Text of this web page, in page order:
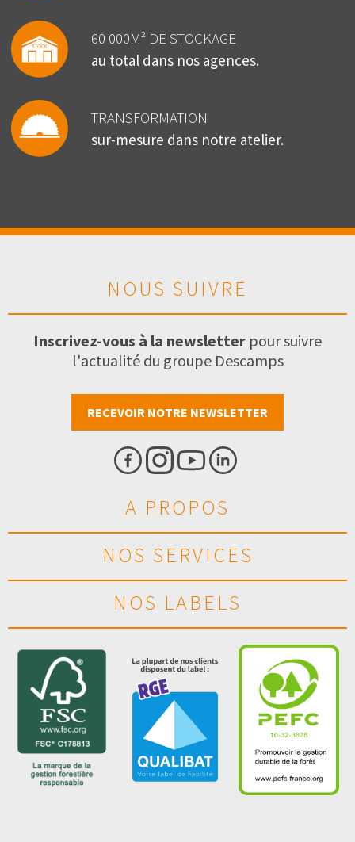
60 000M² DE STOCKAGE
au total dans nos agences.
TRANSFORMATION
sur-mesure dans notre atelier.
NOUS SUIVRE
Inscrivez-vous à la newsletter pour suivre
l'actualité du groupe Descamps
RECEVOIR NOTRE NEWSLETTER
A PROPOS
NOS SERVICES
NOS LABELS